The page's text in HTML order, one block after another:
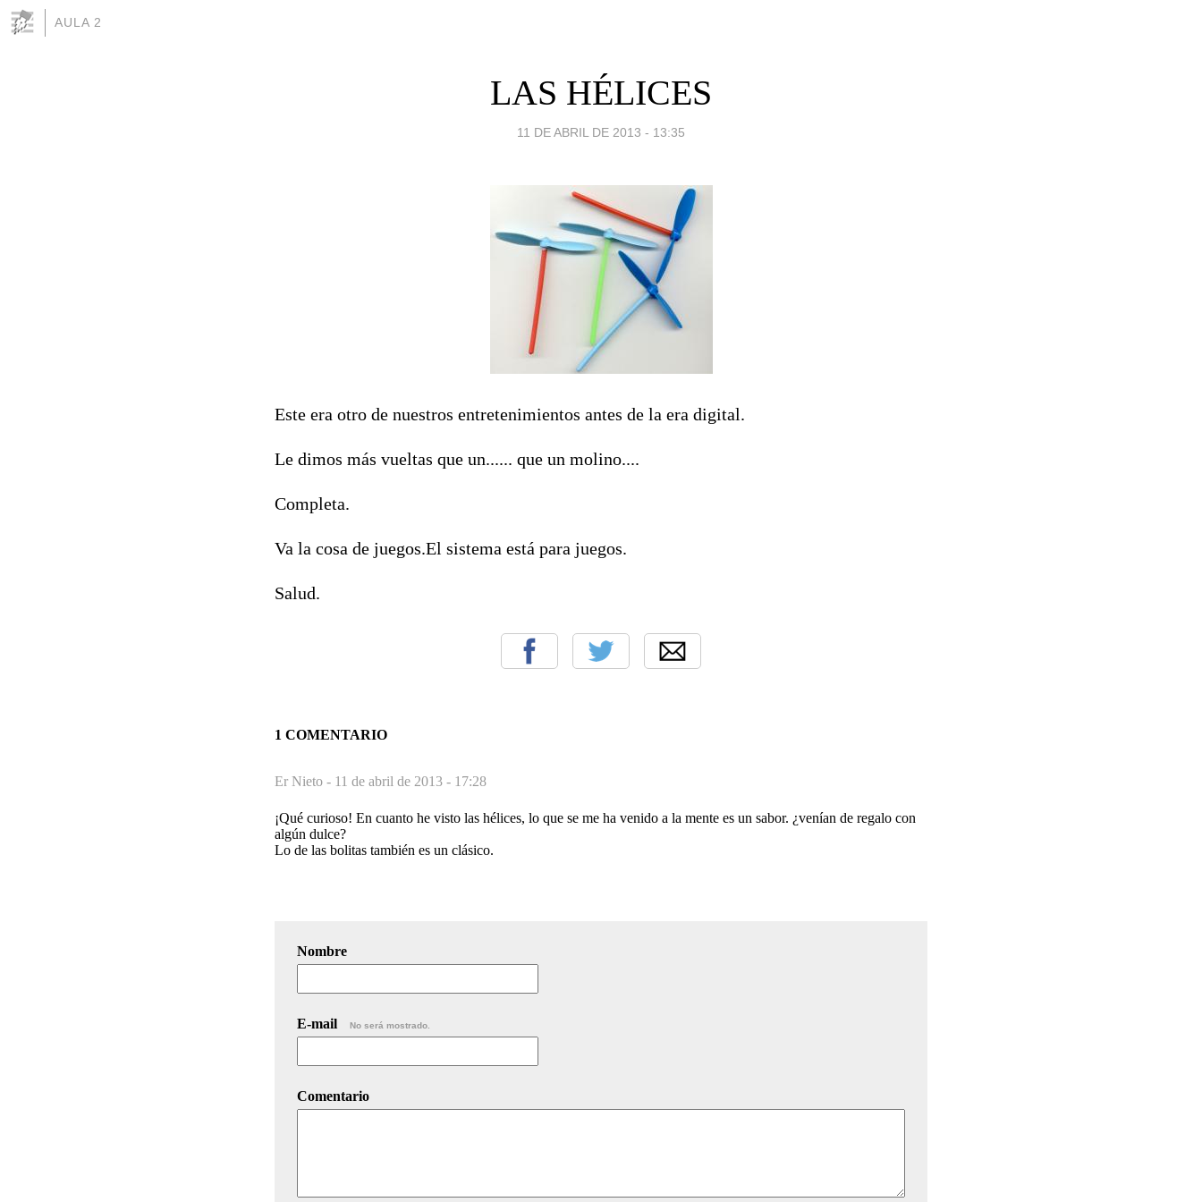
AULA 2
LAS HÉLICES
11 DE ABRIL DE 2013 - 13:35
Este era otro de nuestros entretenimientos antes de la era digital.
Le dimos más vueltas que un...... que un molino....
Completa.
Va la cosa de juegos.El sistema está para juegos.
Salud.
1 COMENTARIO
Er Nieto - 11 de abril de 2013 - 17:28
¡Qué curioso! En cuanto he visto las hélices, lo que se me ha venido a la mente es un sabor. ¿venían de regalo con
algún dulce?
Lo de las bolitas también es un clásico.
Nombre
E-mail No será mostrado.
Comentario